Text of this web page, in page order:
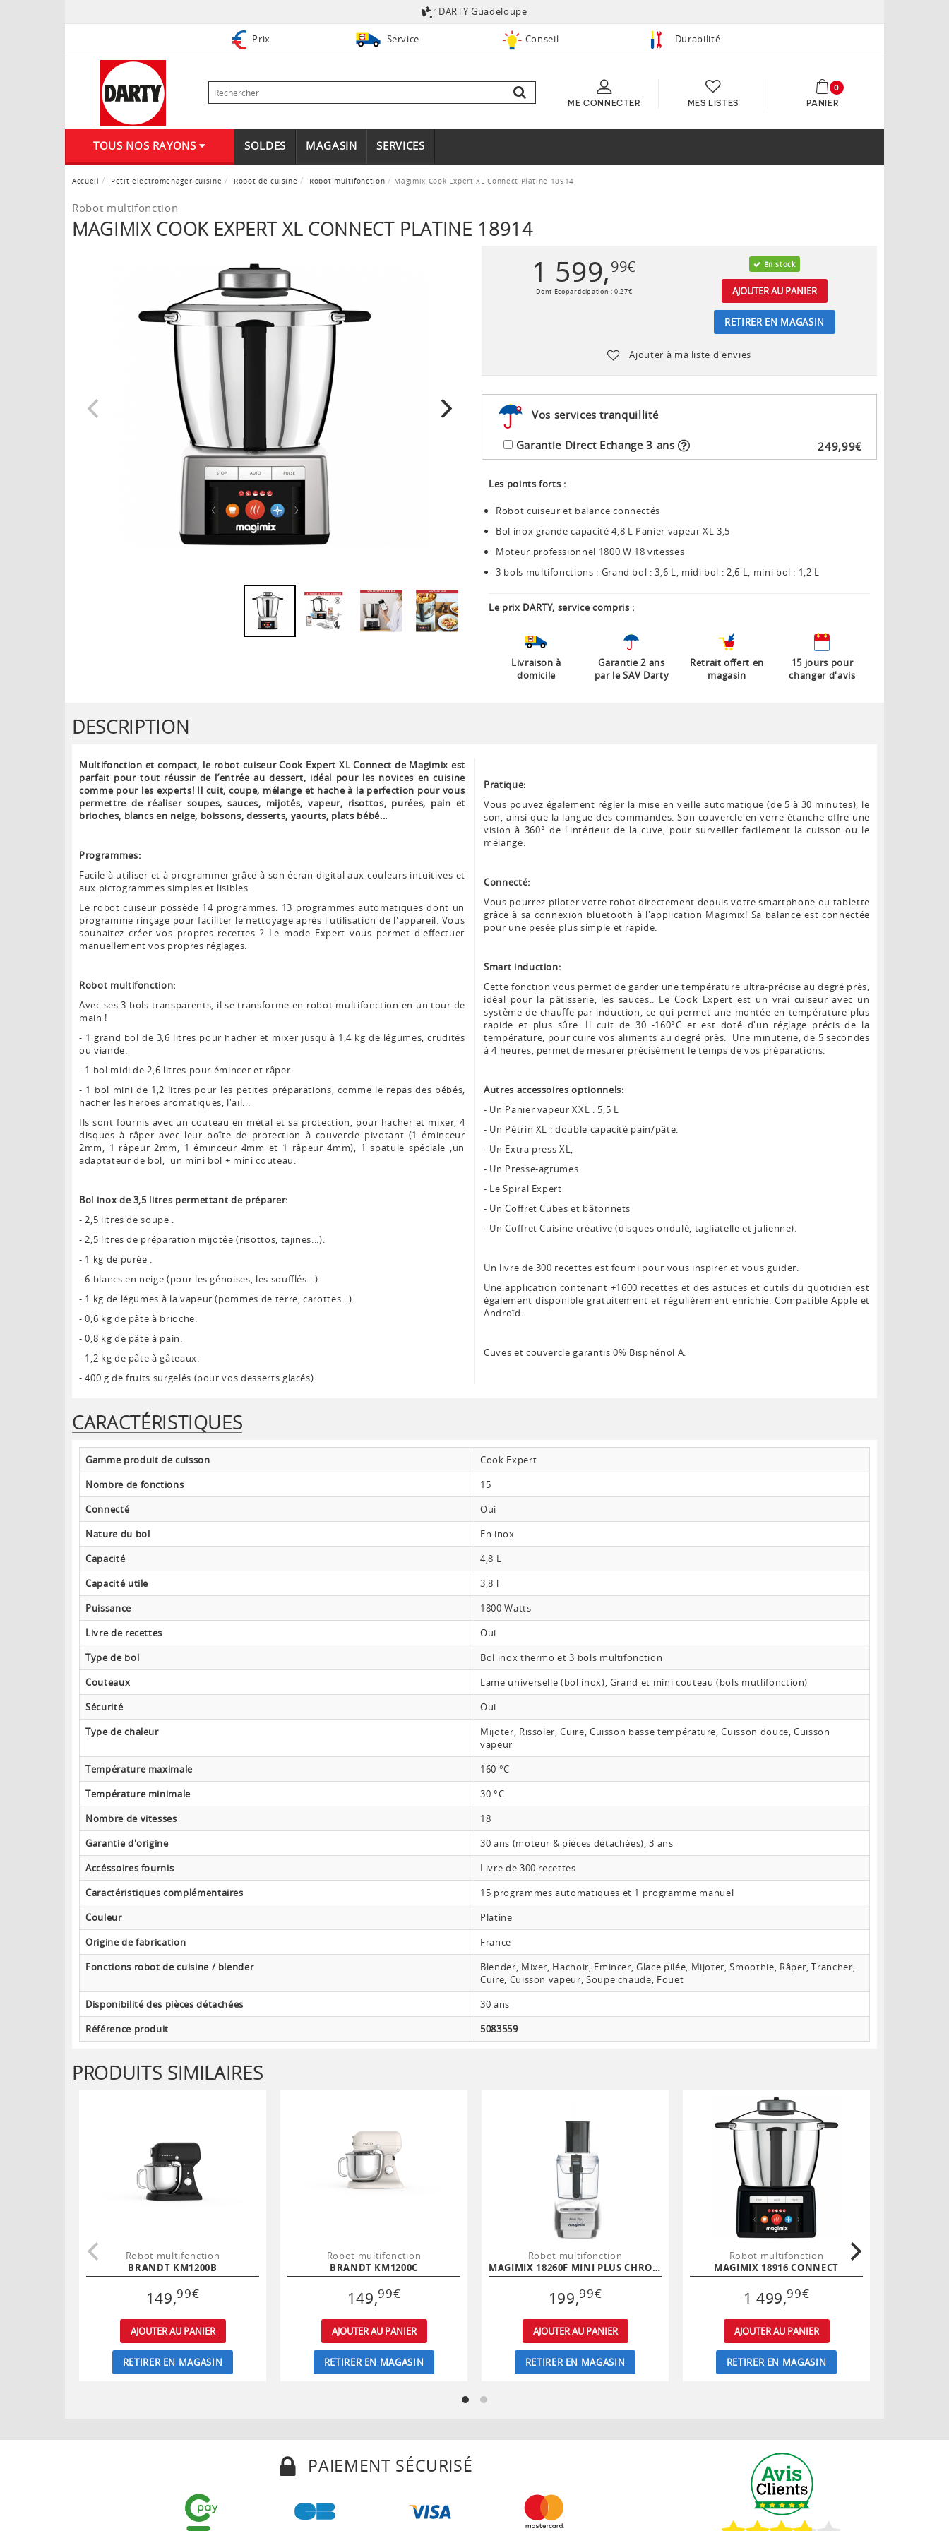
DARTY Guadeloupe
Prix Service Conseil Durabilité
ME CONNECTER MES LISTES PANIER
0
TOUS NOS RAYONS SOLDES MAGASIN SERVICES
Accueil Petit électroménager cuisine Robot de cuisine Robot multifonction Magimix Cook Expert XL Connect Platine 18914
Robot multifonction
MAGIMIX COOK EXPERT XL CONNECT PLATINE 18914
1 599,99€
Dont Ecoparticipation :0,27€
En stock
AJOUTER AU PANIER
RETIRER EN MAGASIN
Ajouter à ma liste d'envies
Vos services tranquillité
Garantie Direct Echange 3 ans 249,99€
Les points forts :
Robot cuiseur et balance connectés
Bol inox grande capacité 4,8 L Panier vapeur XL 3,5
Moteur professionnel 1800 W 18 vitesses
3 bols multifonctions : Grand bol : 3,6 L, midi bol : 2,6 L, mini bol : 1,2 L
Le prix DARTY, service compris :
Livraison à
domicile
Garantie 2 ans
par le SAV Darty
Retrait offert en
magasin
15 jours pour
changer d'avis
DESCRIPTION
Multifonction et compact, le robot cuiseur Cook Expert XL Connect de Magimix est
parfait pour tout réussir de l’entrée au dessert, idéal pour les novices en cuisine
comme pour les experts! Il cuit, coupe, mélange et hache à la perfection pour vous
permettre de réaliser soupes, sauces, mijotés, vapeur, risottos, purées, pain et
brioches, blancs en neige, boissons, desserts, yaourts, plats bébé...
Programmes:
Facile à utiliser et à programmer grâce à son écran digital aux couleurs intuitives et
aux pictogrammes simples et lisibles.
Le robot cuiseur possède 14 programmes: 13 programmes automatiques dont un
programme rinçage pour faciliter le nettoyage après l'utilisation de l'appareil. Vous
souhaitez créer vos propres recettes ? Le mode Expert vous permet d'effectuer
manuellement vos propres réglages.
Robot multifonction:
Avec ses 3 bols transparents, il se transforme en robot multifonction en un tour de
main !
- 1 grand bol de 3,6 litres pour hacher et mixer jusqu'à 1,4 kg de légumes, crudités
ou viande.
- 1 bol midi de 2,6 litres pour émincer et râper
- 1 bol mini de 1,2 litres pour les petites préparations, comme le repas des bébés,
hacher les herbes aromatiques, l'ail...
Ils sont fournis avec un couteau en métal et sa protection, pour hacher et mixer, 4
disques à râper avec leur boîte de protection à couvercle pivotant (1 éminceur
2mm, 1 râpeur 2mm, 1 éminceur 4mm et 1 râpeur 4mm), 1 spatule spéciale ,un
adaptateur de bol, un mini bol + mini couteau.
Bol inox de 3,5 litres permettant de préparer:
- 2,5 litres de soupe .
- 2,5 litres de préparation mijotée (risottos, tajines...).
- 1 kg de purée .
- 6 blancs en neige (pour les génoises, les soufflés...).
- 1 kg de légumes à la vapeur (pommes de terre, carottes...).
- 0,6 kg de pâte à brioche.
- 0,8 kg de pâte à pain.
- 1,2 kg de pâte à gâteaux.
- 400 g de fruits surgelés (pour vos desserts glacés).
Pratique:
Vous pouvez également régler la mise en veille automatique (de 5 à 30 minutes), le
son, ainsi que la langue des commandes. Son couvercle en verre étanche offre une
vision à 360° de l'intérieur de la cuve, pour surveiller facilement la cuisson ou le
mélange.
Connecté:
Vous pourrez piloter votre robot directement depuis votre smartphone ou tablette
grâce à sa connexion bluetooth à l'application Magimix! Sa balance est connectée
pour une pesée plus simple et rapide.
Smart induction:
Cette fonction vous permet de garder une température ultra-précise au degré près,
idéal pour la pâtisserie, les sauces.. Le Cook Expert est un vrai cuiseur avec un
système de chauffe par induction, ce qui permet une montée en température plus
rapide et plus sûre. Il cuit de 30 -160°C et est doté d'un réglage précis de la
température, pour cuire vos aliments au degré près. Une minuterie, de 5 secondes
à 4 heures, permet de mesurer précisément le temps de vos préparations.
Autres accessoires optionnels:
- Un Panier vapeur XXL : 5,5 L
- Un Pétrin XL : double capacité pain/pâte.
- Un Extra press XL,
- Un Presse-agrumes
- Le Spiral Expert
- Un Coffret Cubes et bâtonnets
- Un Coffret Cuisine créative (disques ondulé, tagliatelle et julienne).
Un livre de 300 recettes est fourni pour vous inspirer et vous guider.
Une application contenant +1600 recettes et des astuces et outils du quotidien est
également disponible gratuitement et régulièrement enrichie. Compatible Apple et
Androïd.
Cuves et couvercle garantis 0% Bisphénol A.
CARACTÉRISTIQUES
Gamme produit de cuisson
Cook Expert
Nombre de fonctions
15
Connecté
Oui
Nature du bol
En inox
Capacité
4,8 L
Capacité utile
3,8 l
Puissance
1800 Watts
Livre de recettes
Oui
Type de bol
Bol inox thermo et 3 bols multifonction
Couteaux
Lame universelle (bol inox), Grand et mini couteau (bols mutlifonction)
Sécurité
Oui
Type de chaleur
Mijoter, Rissoler, Cuire, Cuisson basse température, Cuisson douce, Cuisson
vapeur
Température maximale
160 °C
Température minimale
30 °C
Nombre de vitesses
18
Garantie d'origine
30 ans (moteur & pièces détachées), 3 ans
Accéssoires fournis
Livre de 300 recettes
Caractéristiques complémentaires
15 programmes automatiques et 1 programme manuel
Couleur
Platine
Origine de fabrication
France
Fonctions robot de cuisine / blender
Blender, Mixer, Hachoir, Emincer, Glace pilée, Mijoter, Smoothie, Râper, Trancher,
Cuire, Cuisson vapeur, Soupe chaude, Fouet
Disponibilité des pièces détachées
30 ans
Référence produit
5083559
PRODUITS SIMILAIRES
Robot multifonction
BRANDT KM1200B
149,99€
AJOUTER AU PANIER
RETIRER EN MAGASIN
Robot multifonction
BRANDT KM1200C
149,99€
AJOUTER AU PANIER
RETIRER EN MAGASIN
Robot multifonction
MAGIMIX 18260F MINI PLUS CHROME MAT
199,99€
AJOUTER AU PANIER
RETIRER EN MAGASIN
Robot multifonction
MAGIMIX 18916 CONNECT
1 499,99€
AJOUTER AU PANIER
RETIRER EN MAGASIN
PAIEMENT SÉCURISÉ